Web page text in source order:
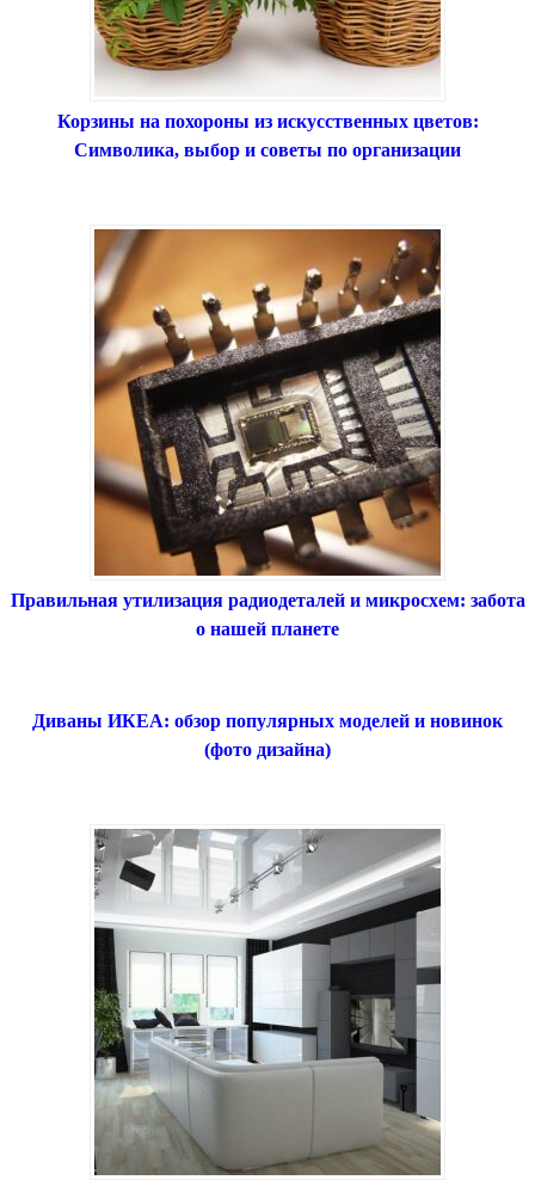
Корзины на похороны из искусственных цветов:
Символика, выбор и советы по организации
Правильная утилизация радиодеталей и микросхем: забота
о нашей планете
Диваны ИКЕА: обзор популярных моделей и новинок
(фото дизайна)